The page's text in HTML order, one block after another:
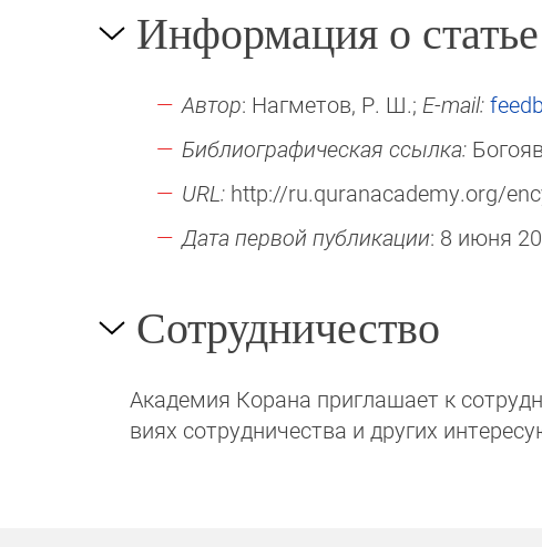
Информация о статье
Автор: Нагметов, Р. Ш.; E-mail:
Библиографическая ссылка:
URL: http://ru.quranacademy.org/
Дата первой публикации: 8 июня
Сотрудничество
Академия Корана при­гла­ша­ет к
виях сотрудни­чест­ва и других